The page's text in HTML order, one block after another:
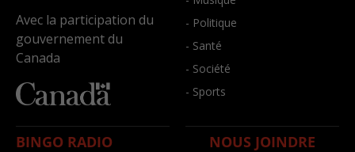
Avec la participation du
gouvernement du
Canada
- Politique
- Santé
- Société
- Sports
BINGO RADIO NOUS JOINDRE